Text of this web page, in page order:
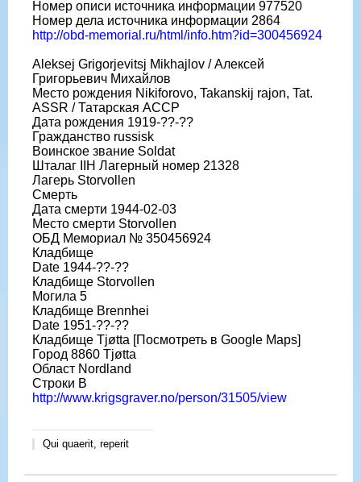
Номер описи источника информации 977520
Номер дела источника информации 2864
http://obd-memorial.ru/html/info.htm?id=300456924
Aleksej Grigorjevitsj Mikhajlov / Алексей
Григорьевич Михайлов
Место рождения Nikiforovo, Takanskij rajon, Tat.
ASSR / Татарская АССР
Дата рождения 1919-??-??
Гражданство russisk
Воинское звание Soldat
Шталаг IIH Лагерный номер 21328
Лагерь Storvollen
Смерть
Дата смерти 1944-02-03
Место смерти Storvollen
ОБД Мемориал № 350456924
Кладбище
Date 1944-??-??
Кладбище Storvollen
Могила 5
Кладбище Brennhei
Date 1951-??-??
Кладбище Tjøtta [Посмотреть в Google Maps]
Город 8860 Tjøtta
Област Nordland
Строки B
http://www.krigsgraver.no/person/31505/view
Qui quaerit, reperit